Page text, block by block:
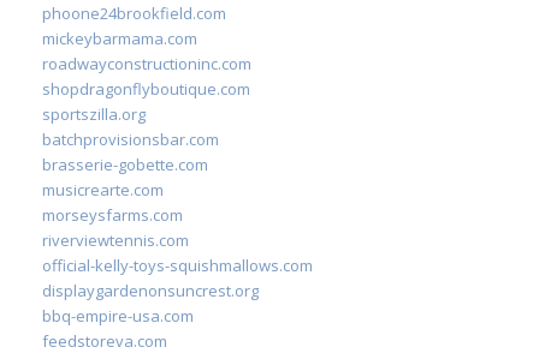
phoone24brookfield.com
mickeybarmama.com
roadwayconstructioninc.com
shopdragonflyboutique.com
sportszilla.org
batchprovisionsbar.com
brasserie-gobette.com
musicrearte.com
morseysfarms.com
riverviewtennis.com
official-kelly-toys-squishmallows.com
displaygardenonsuncrest.org
bbq-empire-usa.com
feedstoreva.com